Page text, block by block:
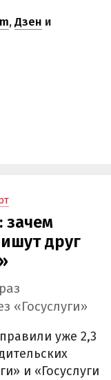
,Дзен и
зачем
друг
«Госуслуги»
уже 2,3
и «Госуслуги